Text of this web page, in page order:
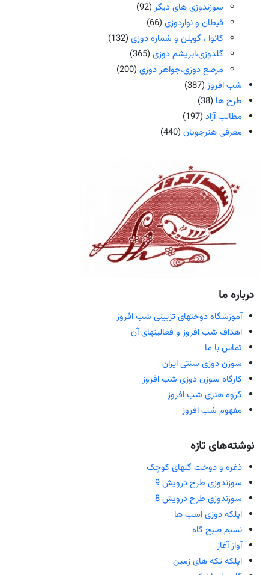
سوزندوزی های دیگر (92)
قیطان و نواردوزی (66)
کانوا ، گوبلن و شماره دوزی (132)
گلدوزی،ابریشم دوزی (365)
مرصع دوزی،جواهر دوزی (200)
شب افروز (387)
طرح ها (38)
مطالب آزاد (197)
معرفی هنرجویان (440)
درباره ما
آموزشگاه دوختهای تزیینی شب افروز
اهداف شب افروز و فعالیتهای آن
تماس با ما
سوزن دوزی سنتی ایران
کارگاه سوزن دوزی شب افروز
گروه هنری شب افروز
مفهوم شب افروز
نوشته‌های تازه
ذغره و دوخت گلهای کوچک
سوزندوزی طرح درویش 9
سوزندوزی طرح درویش 8
اپلکه دوزی اسب ها
نسیم صبح گاه
آواز آغاز
اپلکه تکه های زمین